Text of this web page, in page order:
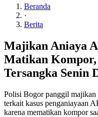
Beranda
·
Berita
Majikan Aniaya
Matikan
Tersangka Senin
Polisi Bogor panggil
terkait kasus penganiayaan
karena mematikan kompor